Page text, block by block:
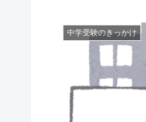
中学受験のきっかけ